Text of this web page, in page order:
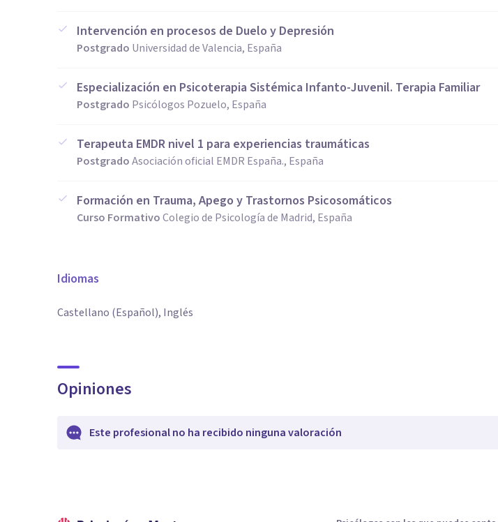
Intervención en procesos de Duelo y Depresión
Postgrado Universidad de Valencia, España
Especialización en Psicoterapia Sistémica Infanto-Juvenil. Terapia Familiar
Postgrado Psicólogos Pozuelo, España
Terapeuta EMDR nivel 1 para experiencias traumáticas
PostgradoAsociación oficial EMDR España., España
Formación en Trauma, Apego y Trastornos Psicosomáticos
Curso FormativoColegio de Psicología de Madrid, España
Idiomas
Castellano (Español), Inglés
Opiniones
Este profesional no ha recibido ninguna valoración